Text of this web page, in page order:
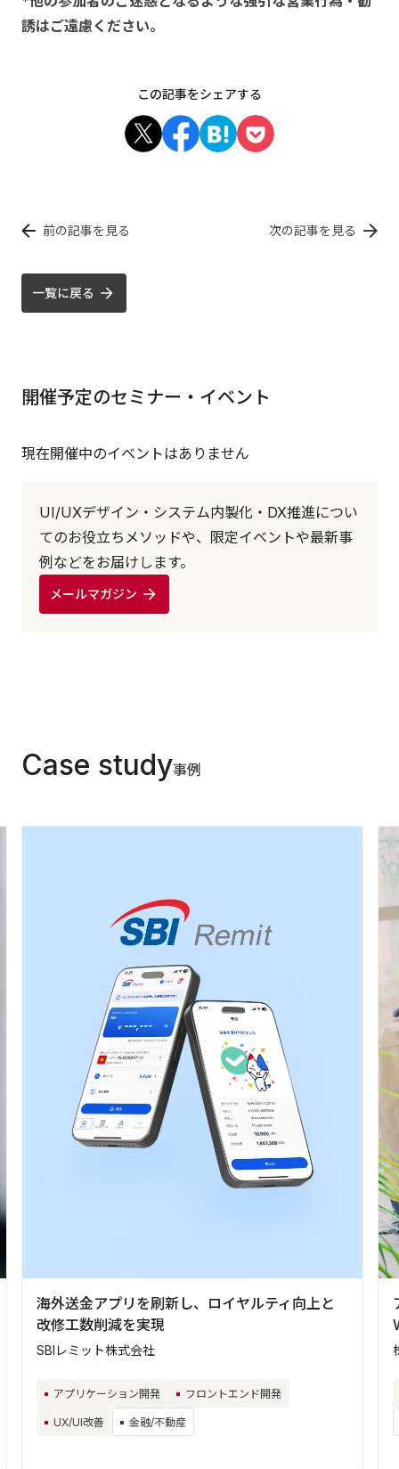
誘はご遠慮ください。
この記事をシェアする
前の記事を見る 次の記事を見る
一覧に戻る
開催予定のセミナー・イベント
現在開催中のイベントはありません
UI/UXデザイン・システム内製化・DX推進につい
てのお役立ちメソッドや、限定イベントや最新事
例などをお届けします。
メールマガジン
Case study事例
海外送金アプリを刷新し、ロイヤルティ向上と
改修工数削減を実現
SBIレミット株式会社
アプリケーション開発 フロントエンド開発
UX/UI改善 金融/不動産